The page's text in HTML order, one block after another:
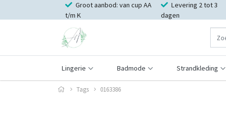
Groot aanbod: van cup AA
t/m K
Levering 2 tot 3
dagen
Lingerie Badmode Strandkleding
Tags 0163386